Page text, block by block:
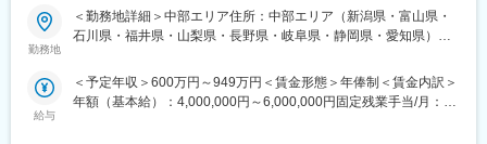
変更の範囲：会社の定める業務
■教育制度
当社ではトレーニングルームとオンラインのハイブリッドでの研
の基礎知識、製品知識などしっかりと身につけることができま
す。
担当エリアの病院（主に医師）に対し、当社にて扱っている製品
を提案していただきます。医師のニーズを掘り下げた上で解決に
＜具体的な業務内容＞
勤務地
＜勤務地詳細＞中部エリア住所：中部エリア（新潟県・富山県・
石川県・福井県・山梨県・長野県・岐阜県・静岡県・愛知県）を
囲：会社の定める事業所
給与
＜予定年収＞600万円～949万円＜賃金形態＞年俸制＜賃金内訳＞
年額（基本給）：4,000,000円～6,000,000円固定残業手当/月：